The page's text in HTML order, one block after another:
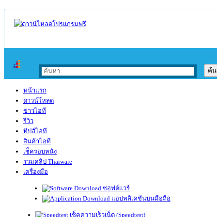
หน้าแรก
ดาวน์โหลด
ข่าวไอที
รีวิว
ทิปส์ไอที
สินค้าไอที
เช็ครอบหนัง
รวมคลิป Thaiware
เครื่องมือ
ซอฟต์แวร์
แอปพลิเคชันบนมือถือ
เช็คความเร็วเน็ต (Speedtest)